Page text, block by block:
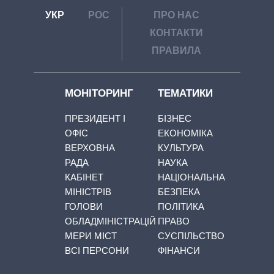
УКР РОС
ПРО НАС
КОНТАКТИ
ПРАВИЛА
МОНІТОРИНГ
ПРЕЗИДЕНТ І
ОФІС
ВЕРХОВНА
РАДА
КАБІНЕТ
МІНІСТРІВ
ГОЛОВИ
ОБЛАДМІНІСТРАЦІЙ
МЕРИ МІСТ
ВСІ ПЕРСОНИ
ТЕМАТИКИ
БІЗНЕС
ЕКОНОМІКА
КУЛЬТУРА
НАУКА
НАЦІОНАЛЬНА
БЕЗПЕКА
ПОЛІТИКА
ПРАВО
СУСПІЛЬСТВО
ФІНАНСИ